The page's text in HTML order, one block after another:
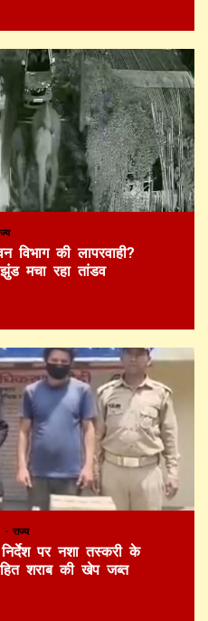
की लापरवाही?
झुंड मचा रहा तांडव
राज्य
पर नशा तस्करी के
शराब की खेप जब्त